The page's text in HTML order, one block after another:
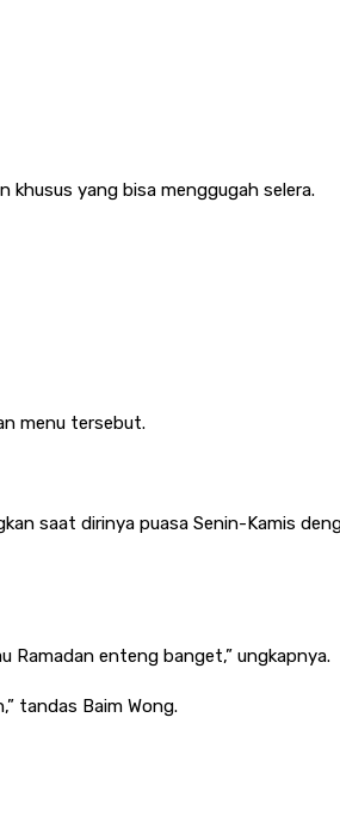
khusus yang bisa menggugah selera.
menu tersebut.
saat dirinya puasa Senin-Kamis
Ramadan enteng banget,” ungkapnya.
tandas Baim Wong.